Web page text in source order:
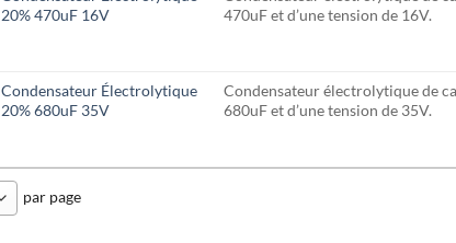
20% 470uF 16V
470uF et d’une tension de 16V.
Condensateur Électrolytique
20% 680uF 35V
Condensateur électrolytique de
680uF et d’une tension de 35V.
par page